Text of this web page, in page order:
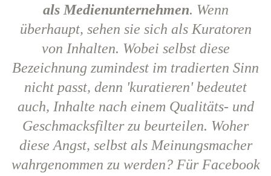
als Medienunternehmen. Wenn
überhaupt, sehen sie sich als Kuratoren
von Inhalten. Wobei selbst diese
Bezeichnung zumindest im tradierten Sinn
nicht passt, denn 'kuratieren' bedeutet
auch, Inhalte nach einem Qualitäts- und
Geschmacksfilter zu beurteilen. Woher
diese Angst, selbst als Meinungsmacher
wahrgenommen zu werden? Für Facebook